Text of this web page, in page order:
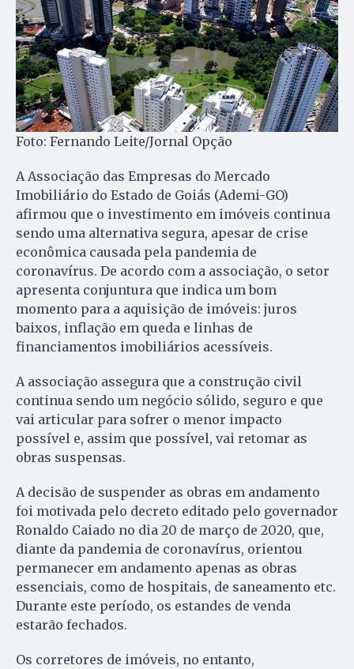
Foto: Fernando Leite/Jornal Opção
A Associação das Empresas do Mercado
Imobiliário do Estado de Goiás (Ademi-GO)
afirmou que o investimento em imóveis continua
sendo uma alternativa segura, apesar de crise
econômica causada pela pandemia de
coronavírus. De acordo com a associação, o setor
apresenta conjuntura que indica um bom
momento para a aquisição de imóveis: juros
baixos, inflação em queda e linhas de
financiamentos imobiliários acessíveis.
A associação assegura que a construção civil
continua sendo um negócio sólido, seguro e que
vai articular para sofrer o menor impacto
possível e, assim que possível, vai retomar as
obras suspensas.
A decisão de suspender as obras em andamento
foi motivada pelo decreto editado pelo governador
Ronaldo Caiado no dia 20 de março de 2020, que,
diante da pandemia de coronavírus, orientou
permanecer em andamento apenas as obras
essenciais, como de hospitais, de saneamento etc.
Durante este período, os estandes de venda
estarão fechados.
Os corretores de imóveis, no entanto,